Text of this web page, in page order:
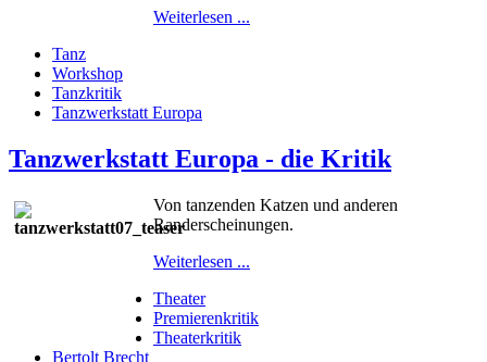
Weiterlesen ...
Tanz
Workshop
Tanzkritik
Tanzwerkstatt Europa
Tanzwerkstatt Europa - die Kritik
Von tanzenden Katzen und anderen
Randerscheinungen.
Weiterlesen ...
Theater
Premierenkritik
Theaterkritik
Bertolt Brecht